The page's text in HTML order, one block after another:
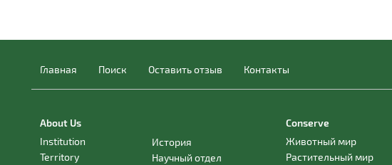
Главная Поиск Оставить отзыв Контакты
About Us
Institution
Territory
История
Научный отдел
Conserve
Животный мир
Растительный мир